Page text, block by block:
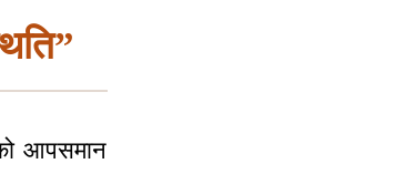
आपसमान